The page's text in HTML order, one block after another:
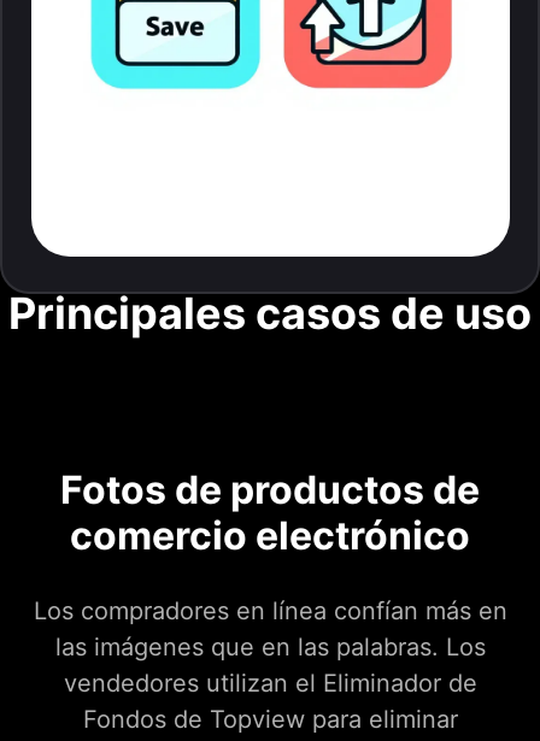
Principales casos de uso
Fotos de productos de
comercio electrónico
Los compradores en línea confían más en
las imágenes que en las palabras. Los
vendedores utilizan el Eliminador de
Fondos de Topview para eliminar